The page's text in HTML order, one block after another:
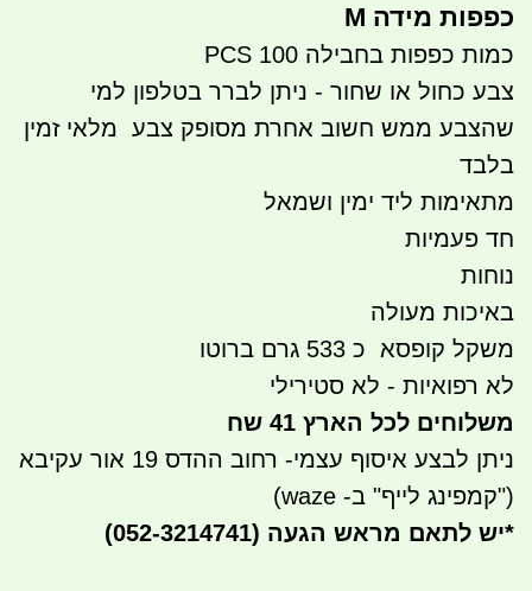
כפפות מידה M
כמות כפפות בחבילה 100 PCS
צבע כחול או שחור - ניתן לברר בטלפון למי
שהצבע ממש חשוב אחרת מסופק צבע מלאי זמין
בלבד
מתאימות ליד ימין ושמאל
חד פעמיות
נוחות
באיכות מעולה
משקל קופסא כ 533 גרם ברוטו
לא רפואיות - לא סטירילי
משלוחים לכל הארץ 41 שח
ניתן לבצע איסוף עצמי- רחוב ההדס 19 אור עקיבא
("קמפינג לייף" ב- waze)
*יש לתאם מראש הגעה (052-3214741)